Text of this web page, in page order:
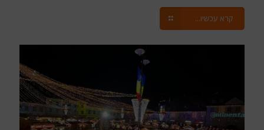
קרא עכשיו...